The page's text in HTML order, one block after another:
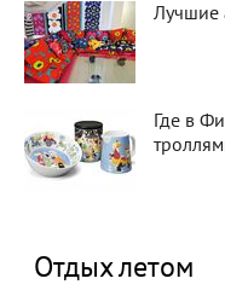
Лучшие
Где в
Отдых летом